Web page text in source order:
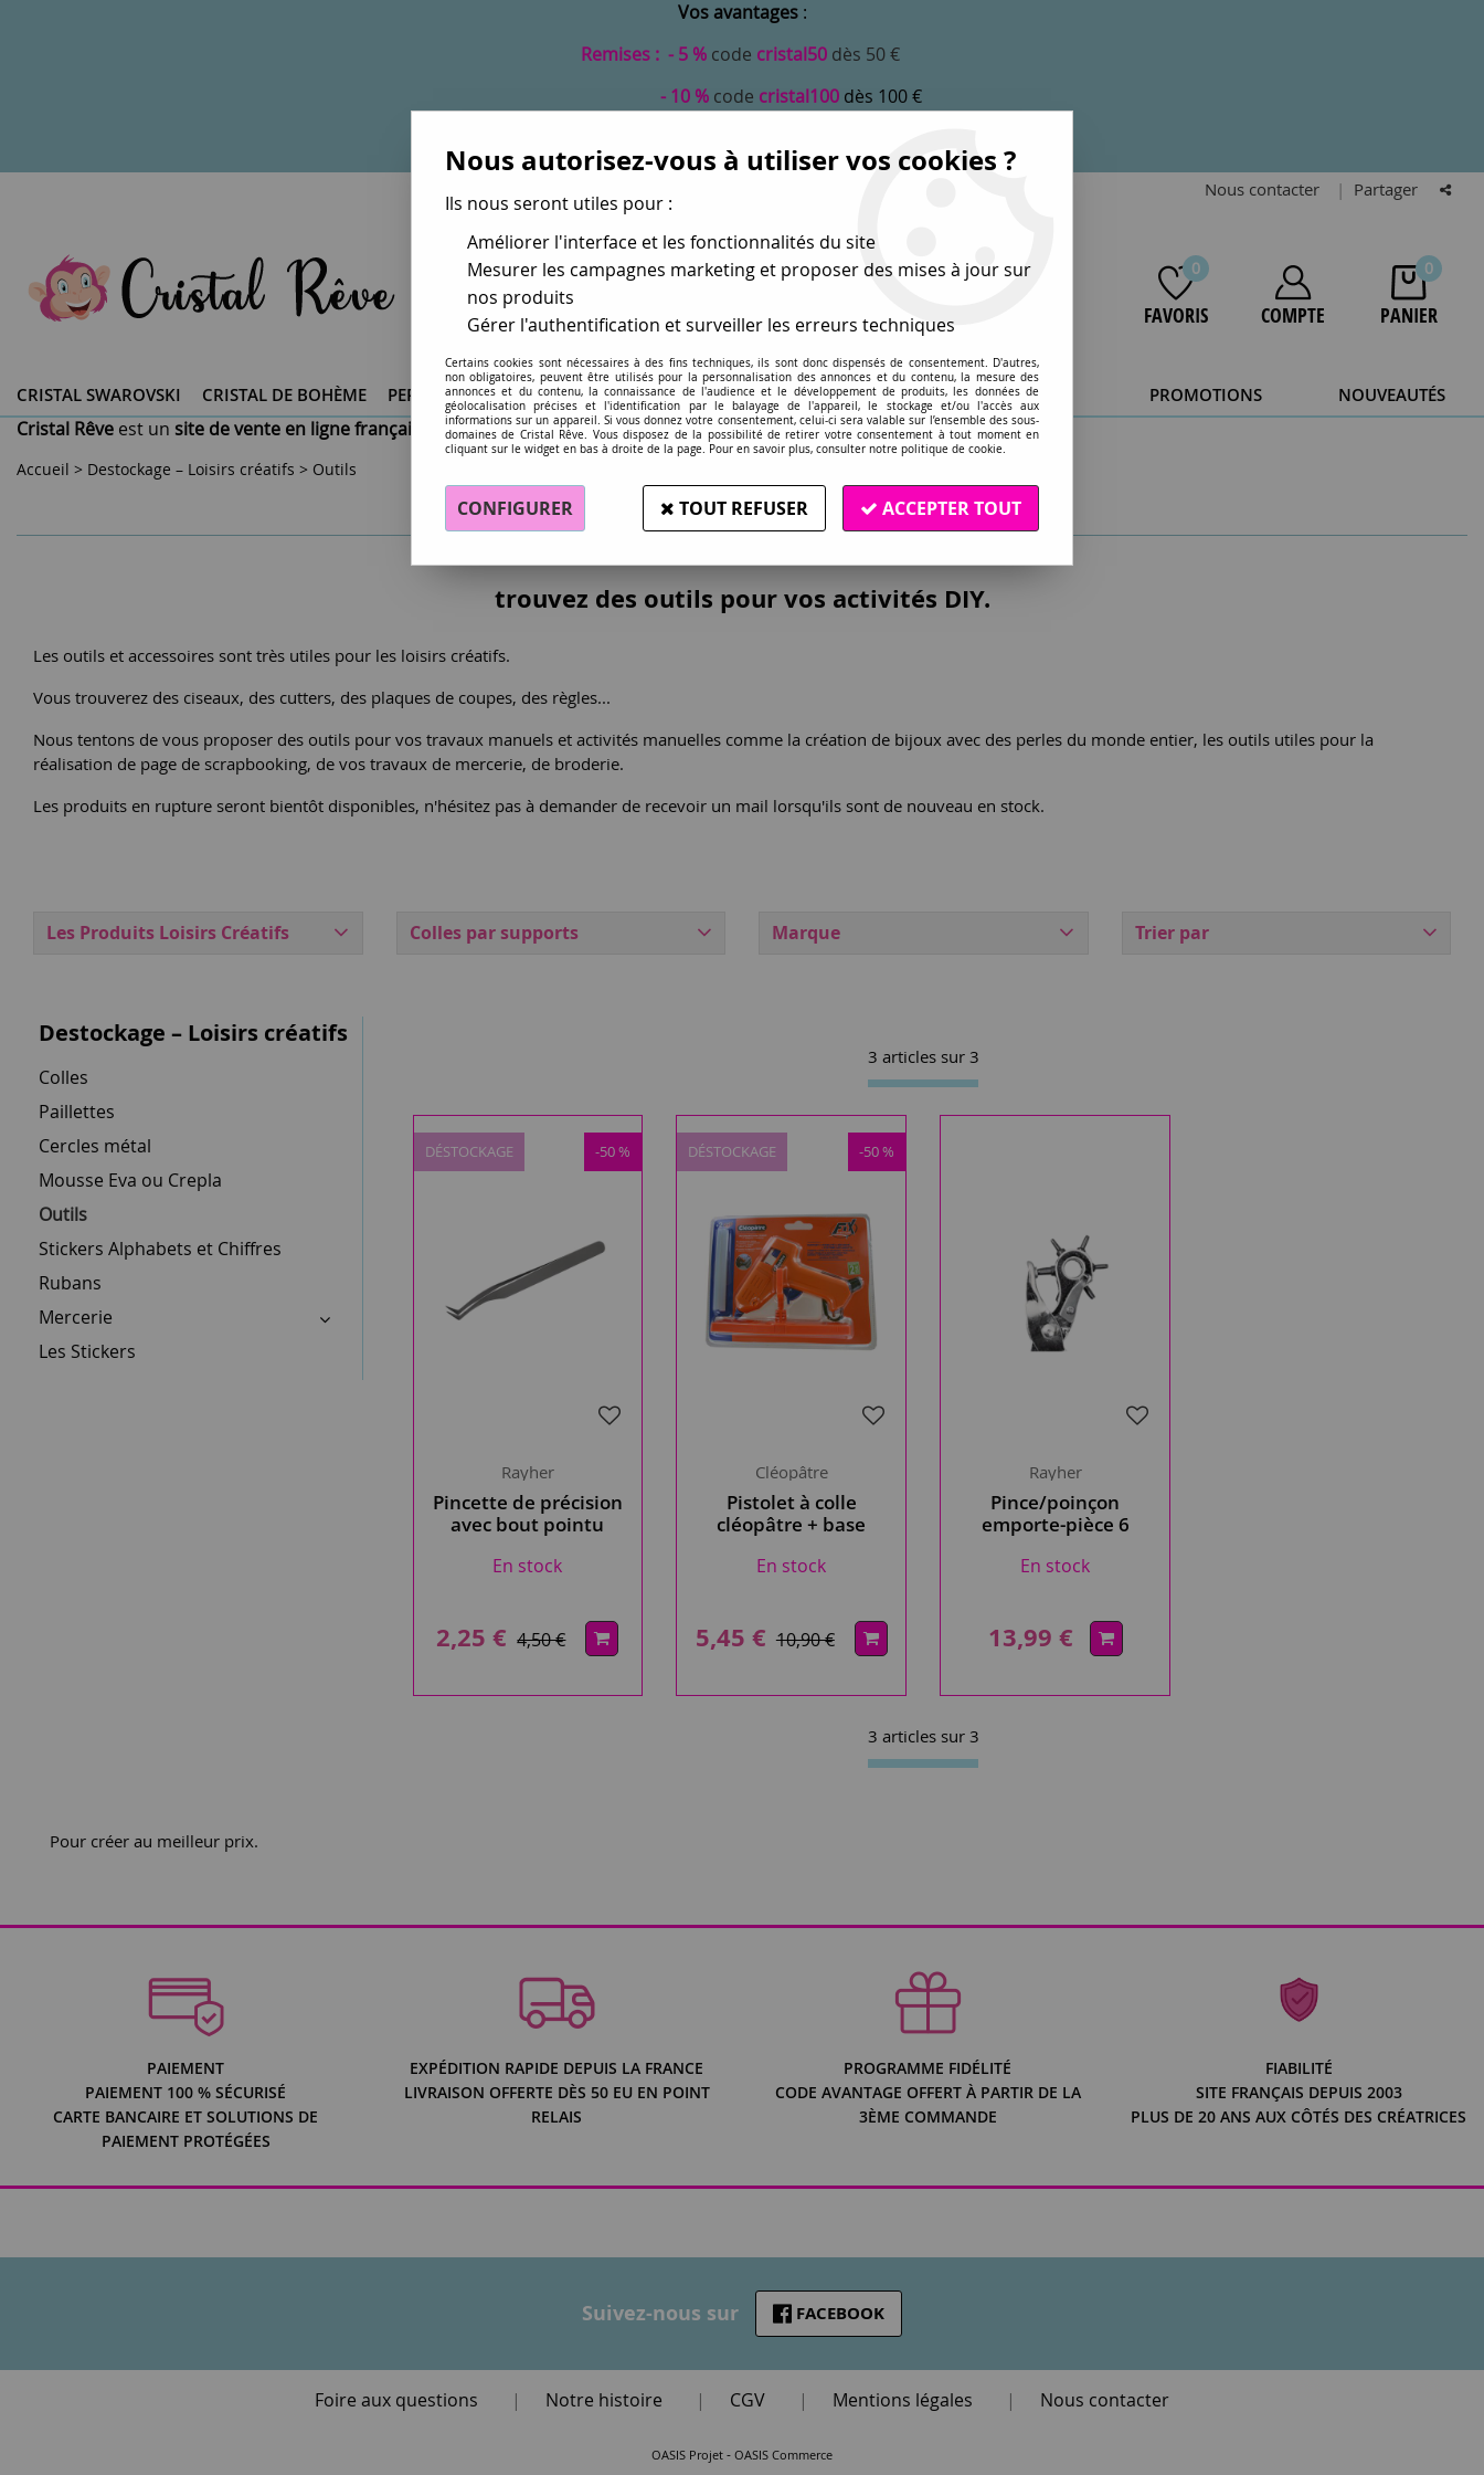
Vos avantages:
Remises : - 5 % code cristal50dès 50 €
- 10 % code cristal100dès 100 €
Nous contacter | Partager
0
FAVORIS COMPTE
0
PANIER
CRISTAL SWAROVSKI ® CRISTAL DE BOHÈME PERLES DU MONDE PERLES EN GROS APPRÊTS DÉSTOCKAGE PROMOTIONS NOUVEAUTÉS
Cristal Rêve est un site de vente en ligne français spécialisé dans les perlespour la créationde bijoux depuis plus de 20 ans.
Accueil > Destockage – Loisirs créatifs > Outils
Outils
trouvez des outils pour vos activités DIY.
Les outils et accessoires sont très utiles pour les loisirs créatifs.
Vous trouverez des ciseaux, des cutters, des plaques de coupes, des règles...
Nous tentons de vous proposer des outils pour vos travaux manuels et activités manuelles comme la création de bijoux avec des perles du monde entier, les outils utiles pour la
réalisation de page de scrapbooking, de vos travaux de mercerie, de broderie.
Les produits en rupture seront bientôt disponibles, n'hésitez pas à demander de recevoir un mail lorsqu'ils sont de nouveau en stock.
Les Produits Loisirs Créatifs Colles par supports Marque Trier par
Destockage – Loisirs créatifs
Colles
Paillettes
Cercles métal
Mousse Eva ou Crepla
Outils
Stickers Alphabets et Chiffres
Rubans
Mercerie
Les Stickers
3 articles sur 3
DÉSTOCKAGE -50 %
Rayher
Pincette de précision
avec bout pointu
En stock
2,25 € 4,50 €
DÉSTOCKAGE -50 %
Cléopâtre
Pistolet à colle
cléopâtre + base
En stock
5,45 € 10,90 €
Rayher
Pince/poinçon
emporte-pièce 6
En stock
13,99 €
3 articles sur 3
Pour créer au meilleur prix.
PAIEMENT
PAIEMENT 100 % SÉCURISÉ
CARTE BANCAIRE ET SOLUTIONS DE
PAIEMENT PROTÉGÉES
EXPÉDITION RAPIDE DEPUIS LA FRANCE
LIVRAISON OFFERTE DÈS 50 EU EN POINT
RELAIS
PROGRAMME FIDÉLITÉ
CODE AVANTAGE OFFERT À PARTIR DE LA
3ÈME COMMANDE
FIABILITÉ
SITE FRANÇAIS DEPUIS 2003
PLUS DE 20 ANS AUX CÔTÉS DES CRÉATRICES
Suivez-nous sur FACEBOOK
Foire aux questions | Notre histoire | CGV | Mentions légales | Nous contacter
OASIS Projet - OASIS Commerce
Nous autorisez-vous à utiliser vos cookies ?
Ils nous seront utiles pour :
Améliorer l'interface et les fonctionnalités du site
Mesurer les campagnes marketing et proposer des mises à jour sur
nos produits
Gérer l'authentification et surveiller les erreurs techniques
Certains cookies sont nécessaires à des fins techniques, ils sont donc dispensés de consentement. D'autres,
non obligatoires, peuvent être utilisés pour la personnalisation des annonces et du contenu, la mesure des
annonces et du contenu, la connaissance de l'audience et le développement de produits, les données de
géolocalisation précises et l'identification par le balayage de l'appareil, le stockage et/ou l'accès aux
informations sur un appareil. Si vous donnez votre consentement, celui-ci sera valable sur l’ensemble des sous-
domaines de Cristal Rêve. Vous disposez de la possibilité de retirer votre consentement à tout moment en
cliquant sur le widget en bas à droite de la page. Pour en savoir plus, consulter notre politique de cookie.
CONFIGURER TOUT REFUSER ACCEPTER TOUT